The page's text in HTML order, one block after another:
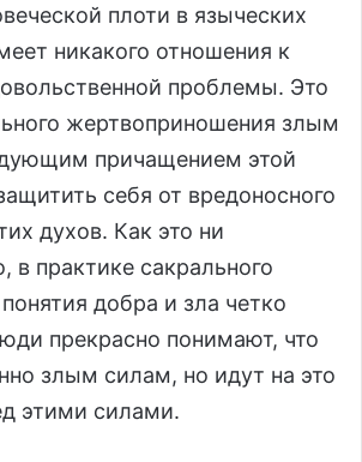
плоти в языческих
никакого отношения к
проблемы. Это
жертвоприношения злым
причащением этой
себя от вредоносного
духов. Как это ни
в практике сакрального
добра и зла четко
прекрасно понимают, что
злым силам, но идут на это
этими силами.